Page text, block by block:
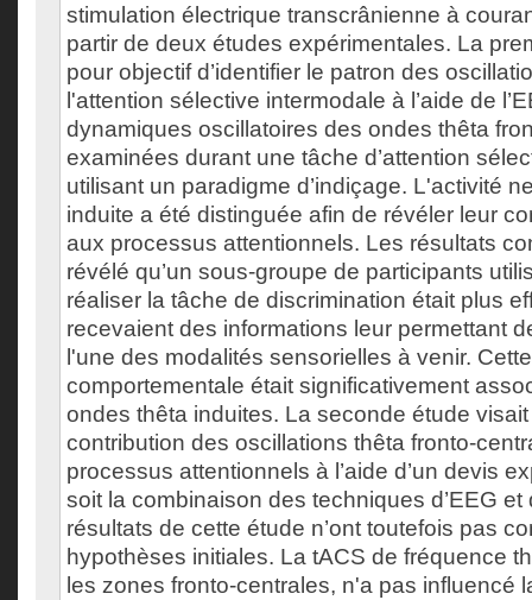
stimulation électrique transcrânienne à
partir de deux études expérimentales. La
pour objectif d’identifier le patron des
l'attention sélective intermodale à l’aide de
dynamiques oscillatoires des ondes thêta
examinées durant une tâche d’attention
utilisant un paradigme d’indiçage. L'activité
induite a été distinguée afin de révéler leur
aux processus attentionnels. Les résultats
révélé qu’un sous-groupe de participants
réaliser la tâche de discrimination était plus
recevaient des informations leur permettant
l'une des modalités sensorielles à venir.
comportementale était significativement
ondes thêta induites. La seconde étude
contribution des oscillations thêta fronto-
processus attentionnels à l’aide d’un devis
soit la combinaison des techniques d’EEG et
résultats de cette étude n’ont toutefois pas
hypothèses initiales. La tACS de fréquence
les zones fronto-centrales, n'a pas influencé